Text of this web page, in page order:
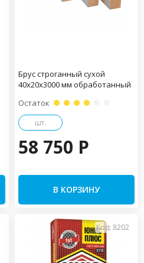
Брус строганный сухой
40х20х3000 мм обработанный
Остаток
шт.
58 750 P
В КОРЗИНУ
Код: 8202